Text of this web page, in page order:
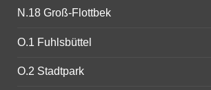
N.18 Groß-Flottbek
O.1 Fuhlsbüttel
O.2 Stadtpark